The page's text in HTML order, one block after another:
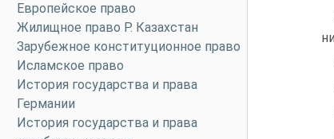
Европейское право
Жилищное право Р. Казахстан
Зарубежное конституционное право
Исламское право
История государства и права
Германии
История государства и права